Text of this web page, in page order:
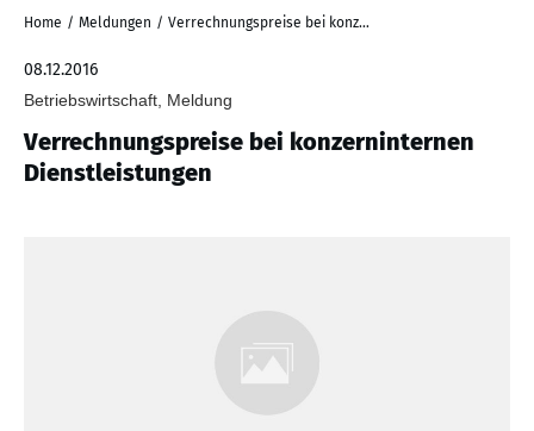
Home / Meldungen / Verrechnungspreise bei konzerninternen Dienstleistungen
08.12.2016
Betriebswirtschaft, Meldung
Verrechnungspreise bei konzerninternen
Dienstleistungen